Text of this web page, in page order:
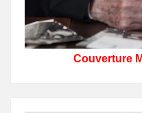
Couverture